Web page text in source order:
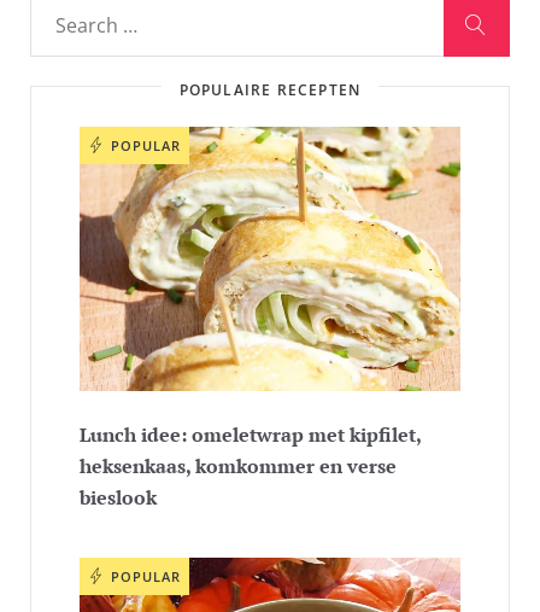
POPULAIRE RECEPTEN
POPULAR
Lunch idee: omeletwrap met kipfilet,
heksenkaas, komkommer en verse
bieslook
POPULAR